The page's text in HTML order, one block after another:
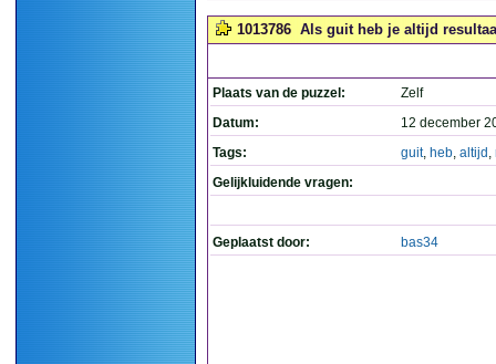
1013786 Als guit heb je altijd
Plaats van de puzzel:
Zelf
Datum:
12 december
Tags:
guit, heb, altijd ,
Gelijkluidende vragen:
Geplaatst door: bas34